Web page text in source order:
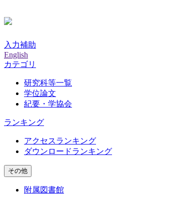
入力補助
English
カテゴリ
研究科等一覧
学位論文
紀要・学協会
ランキング
アクセスランキング
ダウンロードランキング
その他
附属図書館